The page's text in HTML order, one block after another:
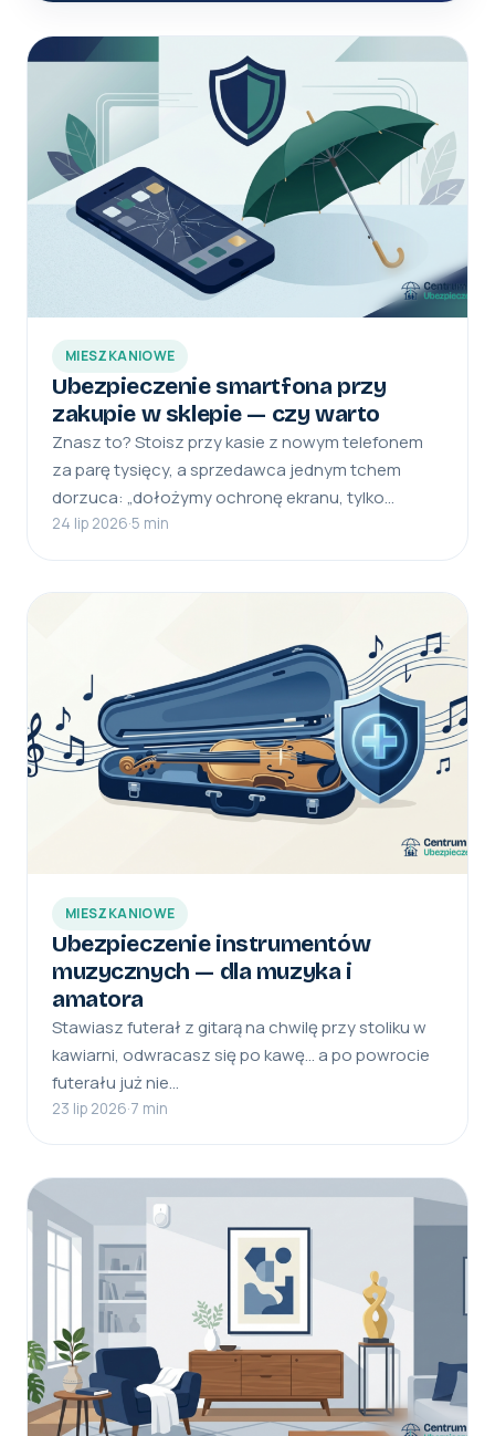
MIESZKANIOWE
Ubezpieczenie smartfona przy
zakupie w sklepie — czy warto
Znasz to? Stoisz przy kasie z nowym telefonem
za parę tysięcy, a sprzedawca jednym tchem
dorzuca: „dołożymy ochronę ekranu, tylko…
24 lip 2026·5 min
MIESZKANIOWE
Ubezpieczenie instrumentów
muzycznych — dla muzyka i
amatora
Stawiasz futerał z gitarą na chwilę przy stoliku w
kawiarni, odwracasz się po kawę… a po powrocie
futerału już nie…
23 lip 2026·7 min